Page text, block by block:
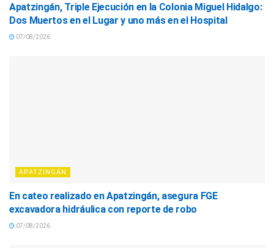
Apatzingán, Triple Ejecución en la Colonia Miguel Hidalgo:
Dos Muertos en el Lugar y uno más en el Hospital
07/08/2026
APATZINGÁN
En cateo realizado en Apatzingán, asegura FGE
excavadora hidráulica con reporte de robo
07/08/2026